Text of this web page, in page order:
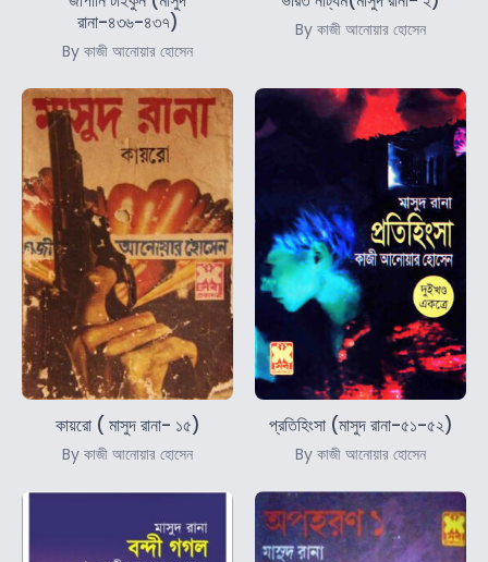
রানা-৪৩৬-৪৩৭)
By কাজী আনোয়ার হোসেন
By কাজী আনোয়ার হোসেন
কায়রো ( মাসুদ রানা- ১৫)
By কাজী আনোয়ার হোসেন
প্রতিহিংসা (মাসুদ রানা-৫১-৫২)
By কাজী আনোয়ার হোসেন